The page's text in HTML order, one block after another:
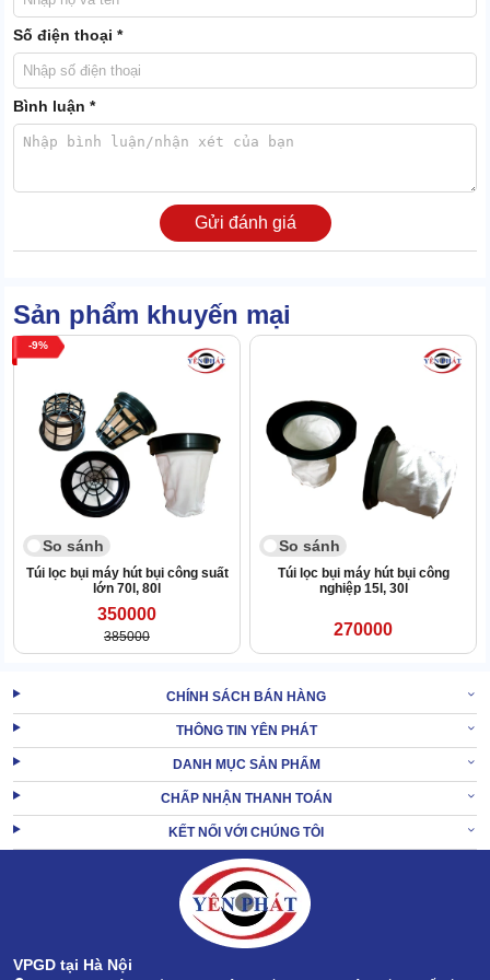
Ống dẫn inox gồm 2 chiếc có thiết kế na ná nhau: 1 đầu thẳng,
đầu còn lại hơi uốn cong nhẹ.
Đầu thẳng được dùng để ghép nối với nhau, đầu uốn cong sẽ liên
kết với bàn hút (phía dưới) và ống dẫn mềm (phía trên).
Ngoài đảm đương vai trò dẫn bụi từ bàn hút lên phía trên, ống dẫn
Ống nối mềm
Số điện thoại *
Bình luận *
Gửi đánh giá
Sản phẩm khuyến mại
9
So sánh
Túi lọc bụi máy hút bụi công suất
lớn 70l, 80l
350000
385000
So sánh
Túi lọc bụi máy hút bụi công
nghiệp 15l, 30l
270000
CHÍNH SÁCH BÁN HÀNG
THÔNG TIN YÊN PHÁT
DANH MỤC SẢN PHẨM
CHẤP NHẬN THANH TOÁN
KẾT NỐI VỚI CHÚNG TÔI
VPGD tại Hà Nội